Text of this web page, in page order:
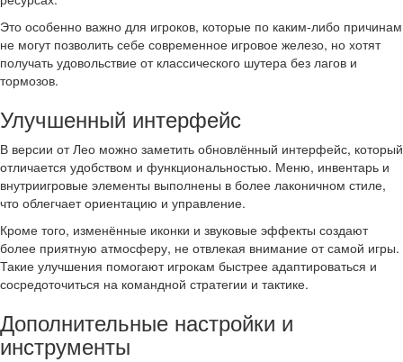
Это особенно важно для игроков, которые по каким-либо причинам
не могут позволить себе современное игровое железо, но хотят
получать удовольствие от классического шутера без лагов и
тормозов.
Улучшенный интерфейс
В версии от Лео можно заметить обновлённый интерфейс, который
отличается удобством и функциональностью. Меню, инвентарь и
внутриигровые элементы выполнены в более лаконичном стиле,
что облегчает ориентацию и управление.
Кроме того, изменённые иконки и звуковые эффекты создают
более приятную атмосферу, не отвлекая внимание от самой игры.
Такие улучшения помогают игрокам быстрее адаптироваться и
сосредоточиться на командной стратегии и тактике.
Дополнительные настройки и
инструменты